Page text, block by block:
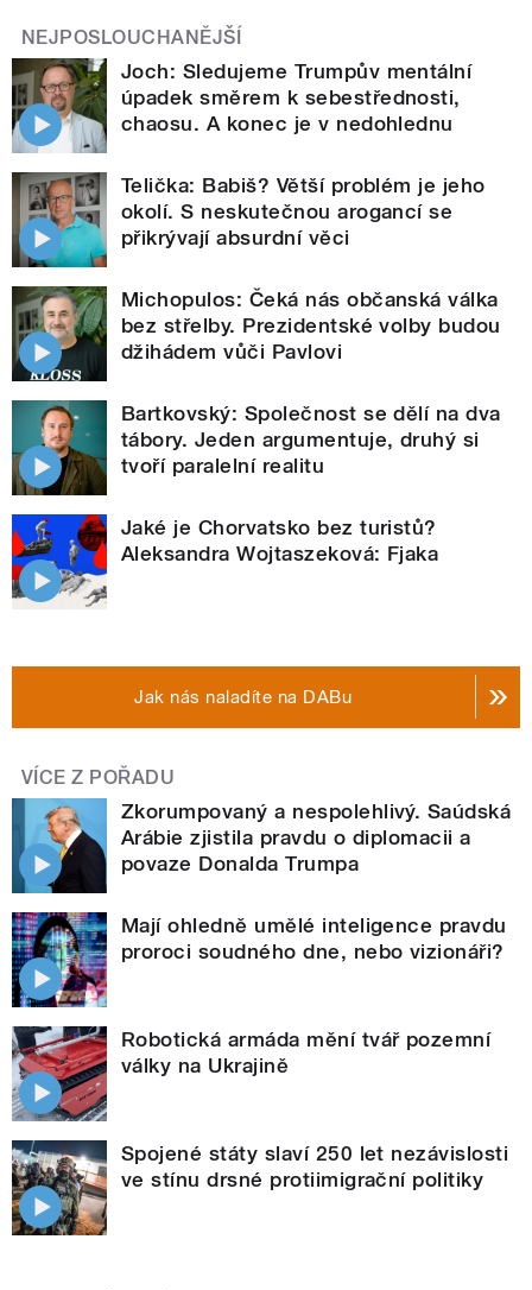
NEJPOSLOUCHANĚJŠÍ
Joch: Sledujeme Trumpův mentální
úpadek směrem k sebestřednosti,
chaosu. A konec je v nedohlednu
Telička: Babiš? Větší problém je jeho
okolí. S neskutečnou arogancí se
přikrývají absurdní věci
Michopulos: Čeká nás občanská válka
bez střelby. Prezidentské volby budou
džihádem vůči Pavlovi
Bartkovský: Společnost se dělí na dva
tábory. Jeden argumentuje, druhý si
tvoří paralelní realitu
Jaké je Chorvatsko bez turistů?
Aleksandra Wojtaszeková: Fjaka
Jak nás naladíte na DABu
VÍCE Z POŘADU
Zkorumpovaný a nespolehlivý. Saúdská
Arábie zjistila pravdu o diplomacii a
povaze Donalda Trumpa
Mají ohledně umělé inteligence pravdu
proroci soudného dne, nebo vizionáři?
Robotická armáda mění tvář pozemní
války na Ukrajině
Spojené státy slaví 250 let nezávislosti
ve stínu drsné protiimigrační politiky